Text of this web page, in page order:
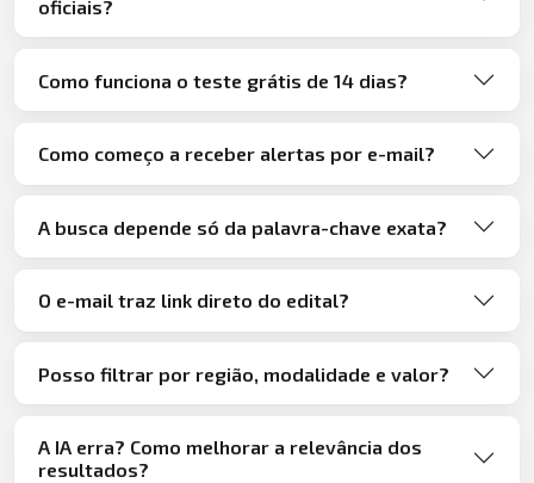
oficiais?
Como funciona o teste grátis de 14 dias?
Como começo a receber alertas por e-mail?
A busca depende só da palavra-chave exata?
O e-mail traz link direto do edital?
Posso filtrar por região, modalidade e valor?
A IA erra? Como melhorar a relevância dos
resultados?